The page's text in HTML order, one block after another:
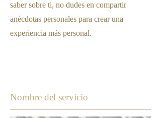
saber sobre ti, no dudes en compartir
anécdotas personales para crear una
experiencia más personal.
Nombre del servicio